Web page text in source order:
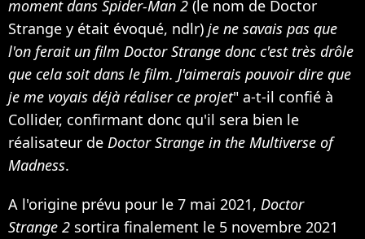
moment dans Spider-Man 2 (le nom de Doctor
Strange y était évoqué, ndlr) je ne savais pas que
l'on ferait un film Doctor Strange donc c'est très drôle
que cela soit dans le film. J'aimerais pouvoir dire que
je me voyais déjà réaliser ce projet" a-t-il confié à
Collider, confirmant donc qu'il sera bien le
réalisateur de Doctor Strange in the Multiverse of
Madness.
A l'origine prévu pour le 7 mai 2021, Doctor
Strange 2 sortira finalement le 5 novembre 2021